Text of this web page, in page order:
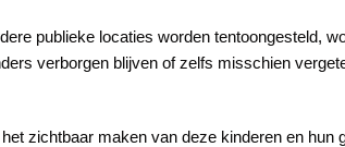
publieke locaties worden tentoongesteld,
verborgen blijven of zelfs misschien
zichtbaar maken van deze kinderen en